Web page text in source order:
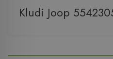
Kludi Joop